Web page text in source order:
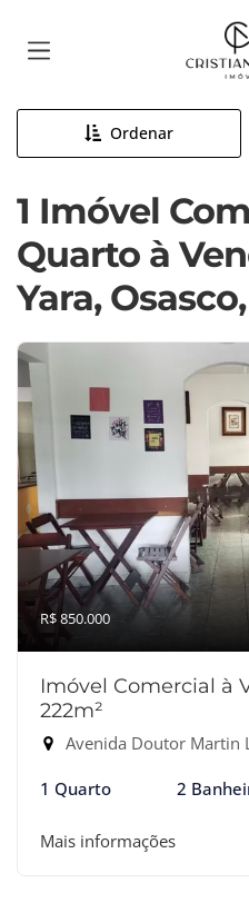
Ordenar
1 Imóvel
Quarto à
Yara,
R$ 850.000
Imóvel Comercial à
222m²
Avenida Doutor Martin
1 Quarto 2
Mais informações